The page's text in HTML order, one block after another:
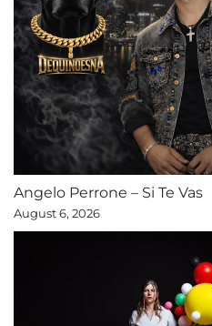
Angelo Perrone – Si Te Vas
August 6, 2026